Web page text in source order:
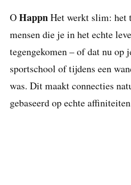
OHappnHet werkt slim: het
mensen die je in het echte
tegengekomen – of dat nu op
sportschool of tijdens een
was. Dit maakt connecties
gebaseerd op echte